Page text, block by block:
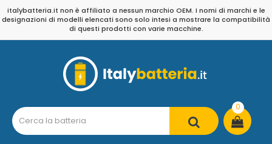
italybatteria.it non è affiliato a nessun marchio OEM. I nomi di marchi e le
designazioni di modelli elencati sono solo intesi a mostrare la compatibilità
di questi prodotti con varie macchine.
0